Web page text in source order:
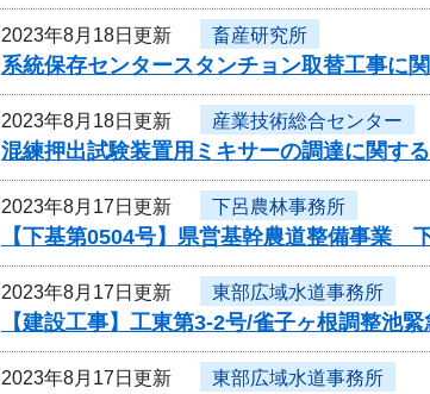
2023年8月18日更新 畜産研究所
系統保存センタースタンチョン取替工事に
2023年8月18日更新 産業技術総合センター
混練押出試験装置用ミキサーの調達に関す
2023年8月17日更新 下呂農林事務所
【下基第0504号】県営基幹農道整備事業
2023年8月17日更新 東部広域水道事務所
【建設工事】工東第3-2号/雀子ヶ根調整池
2023年8月17日更新 東部広域水道事務所